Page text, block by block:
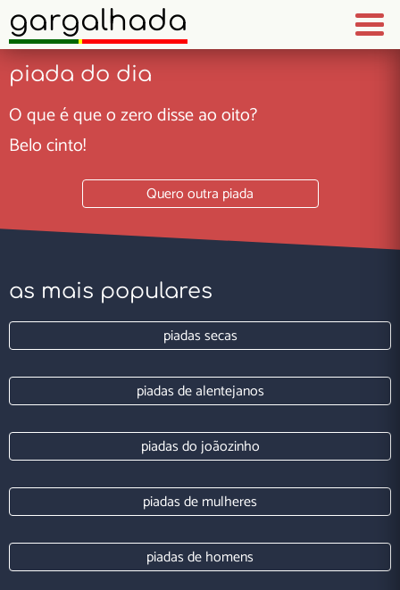
gargalhada
piada do dia
O que é que o zero disse ao oito?
Belo cinto!
Quero outra piada
as mais populares
piadas secas
piadas de alentejanos
piadas do joãozinho
piadas de mulheres
piadas de homens